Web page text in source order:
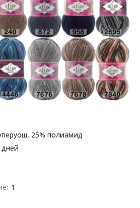
25% полиамид
1